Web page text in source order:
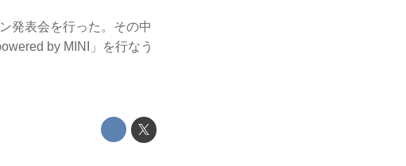
発表会を行った。その中
by MINI」を行なう